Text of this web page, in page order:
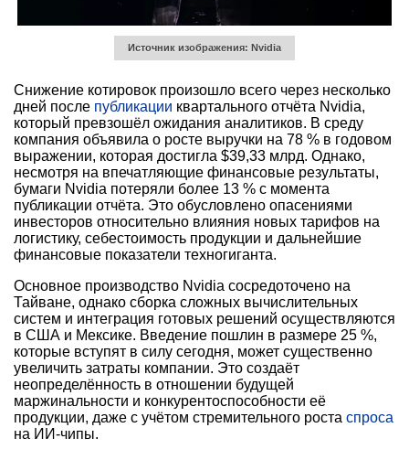
Источник изображения: Nvidia
Снижение котировок произошло всего через несколько
дней после публикации квартального отчёта Nvidia,
который превзошёл ожидания аналитиков. В среду
компания объявила о росте выручки на 78 % в годовом
выражении, которая достигла $39,33 млрд. Однако,
несмотря на впечатляющие финансовые результаты,
бумаги Nvidia потеряли более 13 % с момента
публикации отчёта. Это обусловлено опасениями
инвесторов относительно влияния новых тарифов на
логистику, себестоимость продукции и дальнейшие
финансовые показатели техногиганта.
Основное производство Nvidia сосредоточено на
Тайване, однако сборка сложных вычислительных
систем и интеграция готовых решений осуществляются
в США и Мексике. Введение пошлин в размере 25 %,
которые вступят в силу сегодня, может существенно
увеличить затраты компании. Это создаёт
неопределённость в отношении будущей
маржинальности и конкурентоспособности её
продукции, даже с учётом стремительного роста спроса
на ИИ-чипы.